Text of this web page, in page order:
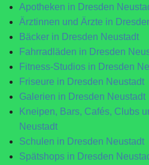
Apotheken in Dresden
Ärztinnen und Ärzte in
Bäcker in Dresden Neustadt
Fahrradläden in Dresden
Fitness-Studios in Dresden
Friseure in Dresden Neustadt
Galerien in Dresden Neustadt
Kneipen, Bars, Cafés, Clubs
Neustadt
Schulen in Dresden Neustadt
Spätshops in Dresden